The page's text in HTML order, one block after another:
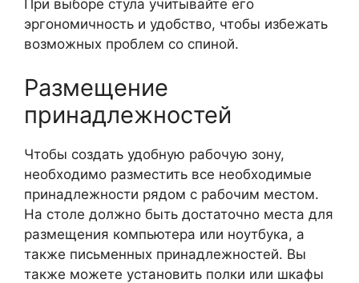
При выборе стула учитывайте его
эргономичность и удобство, чтобы избежать
возможных проблем со спиной.
Размещение
принадлежностей
Чтобы создать удобную рабочую зону,
необходимо разместить все необходимые
принадлежности рядом с рабочим местом.
На столе должно быть достаточно места для
размещения компьютера или ноутбука, а
также письменных принадлежностей. Вы
также можете установить полки или шкафы